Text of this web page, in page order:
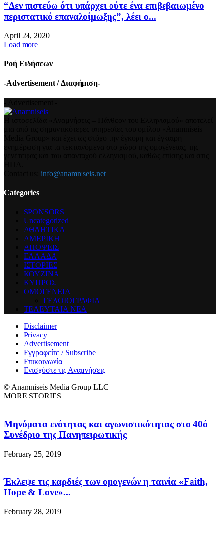
“Δεν πιστεύω ότι υπάρχει ούτε ένα επιβεβαιωμένο
περιστατικό επαναλοίμωξης”, λέει ο...
April 24, 2020
Load more
Ροή Ειδήσεων
-Advertisement / Διαφήμιση-
info@anamniseis.net
Categories
SPONSORS
Uncategorized
ΑΘΛΗΤΙΚΑ
ΑΜΕΡΙΚΗ
ΑΠΟΨΕΙΣ
ΕΛΛΑΔΑ
ΙΣΤΟΡΙΕΣ
ΚΟΥΖΙΝΑ
ΚΥΠΡΟΣ
ΟΜΟΓΕΝΕΙΑ
ΓΕΛΟΙΟΓΡΑΦΙΑ
ΤΕΛΕΥΤΑΙΑ ΝΕΑ
Disclaimer
Privacy
Advertisement
Εγγραφείτε / Subscribe
Επικοινωνία
Ενισχύστε τις Αναμνήσεις
© Anamniseis Media Group LLC
MORE STORIES
Μηνύματα ενότητας και αγωνιστικότητας στο 40ό
Συνέδριο της Πανηπειρωτικής
February 25, 2019
Έκλεψε τις καρδιές των ομογενών η ταινία «Faith,
Hope & Love»...
February 28, 2019